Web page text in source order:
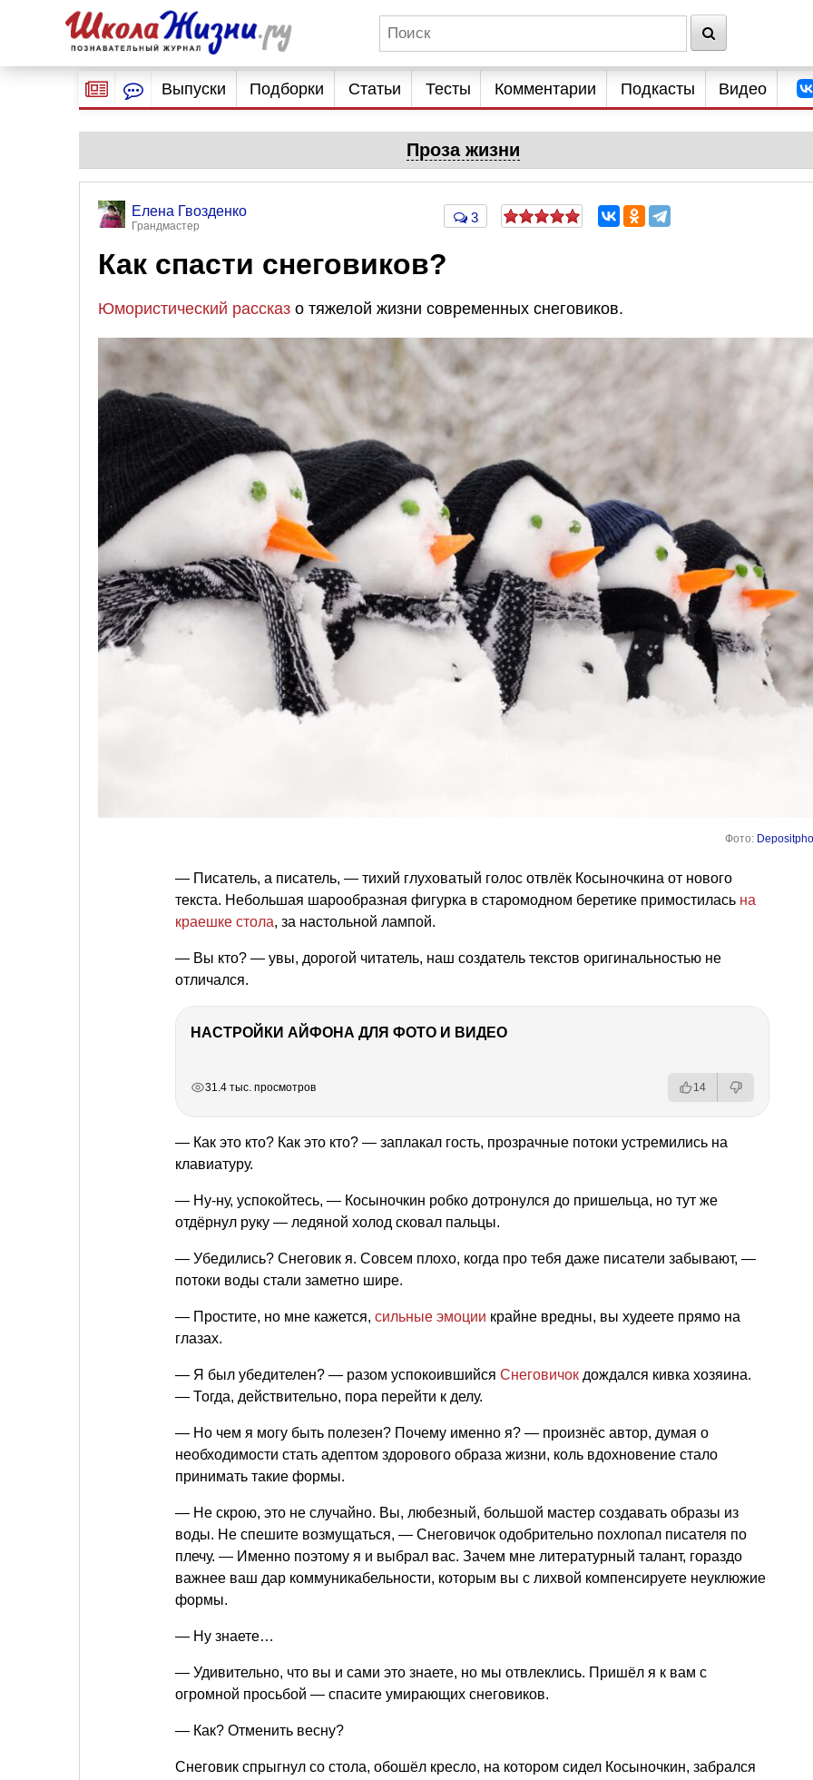
Выпуски Подборки Статьи Тесты Комментарии Подкасты Видео
Проза жизни
Елена Гвозденко
Грандмастер
3
Как спасти снеговиков?
Юмористический рассказ о тяжелой жизни современных снеговиков.
Фото:
— Писатель, а писатель, — тихий глуховатый голос отвлёк Косыночкина от нового
текста. Небольшая шарообразная фигурка в старомодном беретике примостилась на
краешке стола, за настольной лампой.
— Вы кто? — увы, дорогой читатель, наш создатель текстов оригинальностью не
отличался.
НАСТРОЙКИ АЙФОНА ДЛЯ ФОТО И ВИДЕО
31.4 тыс. просмотров 14
— Как это кто? Как это кто? — заплакал гость, прозрачные потоки устремились на
клавиатуру.
— Ну-ну, успокойтесь, — Косыночкин робко дотронулся до пришельца, но тут же
отдёрнул руку — ледяной холод сковал пальцы.
— Убедились? Снеговик я. Совсем плохо, когда про тебя даже писатели забывают, —
потоки воды стали заметно шире.
— Простите, но мне кажется, сильные эмоции крайне вредны, вы худеете прямо на
глазах.
— Я был убедителен? — разом успокоившийся Снеговичок дождался кивка хозяина.
— Тогда, действительно, пора перейти к делу.
— Но чем я могу быть полезен? Почему именно я? — произнёс автор, думая о
необходимости стать адептом здорового образа жизни, коль вдохновение стало
принимать такие формы.
— Не скрою, это не случайно. Вы, любезный, большой мастер создавать образы из
воды. Не спешите возмущаться, — Снеговичок одобрительно похлопал писателя по
плечу. — Именно поэтому я и выбрал вас. Зачем мне литературный талант, гораздо
важнее ваш дар коммуникабельности, которым вы с лихвой компенсируете неуклюжие
формы.
— Ну знаете…
— Удивительно, что вы и сами это знаете, но мы отвлеклись. Пришёл я к вам с
огромной просьбой — спасите умирающих снеговиков.
— Как? Отменить весну?
Снеговик спрыгнул со стола, обошёл кресло, на котором сидел Косыночкин, забрался